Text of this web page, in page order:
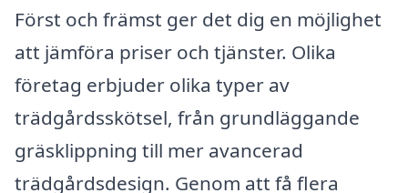
Först och främst ger det dig en möjlighet
att jämföra priser och tjänster. Olika
företag erbjuder olika typer av
trädgårdsskötsel, från grundläggande
gräsklippning till mer avancerad
trädgårdsdesign. Genom att få flera